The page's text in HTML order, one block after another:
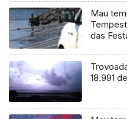
Mau
das
18.991